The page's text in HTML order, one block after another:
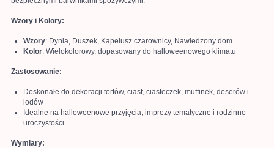
Wzory i Kolory:
Wzory: Dynia, Duszek, Kapelusz czarownicy, Nawiedzony dom
Kolor: Wielokolorowy, dopasowany do halloweenowego klimatu
Zastosowanie:
Doskonałe do dekoracji tortów, ciast, ciasteczek, muffinek, deserów i
lodów
Idealne na halloweenowe przyjęcia, imprezy tematyczne i rodzinne
uroczystości
Wymiary: